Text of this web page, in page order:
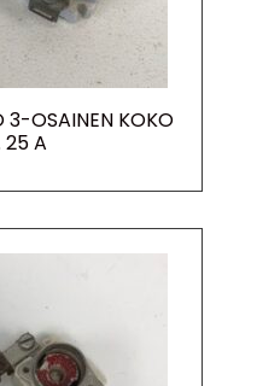
3-OSAINEN KOKO
25 A